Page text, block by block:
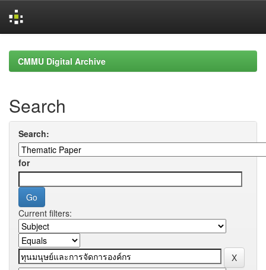
navigationCMMU Digital Archive
Search
Search:
for
Current filters: